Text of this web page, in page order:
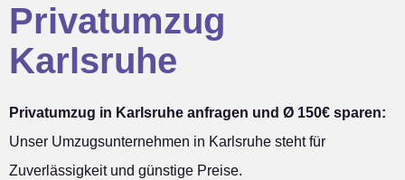
Privatumzug
Karlsruhe
Privatumzug in Karlsruhe anfragen und Ø 150€ sparen:
Unser Umzugsunternehmen in Karlsruhe steht für
Zuverlässigkeit und günstige Preise.